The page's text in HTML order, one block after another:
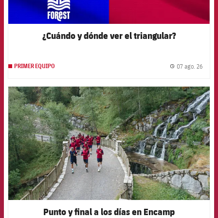
¿Cuándo y dónde ver el triangular?
PRIMER EQUIPO 07 ago. 26
FCB Barcelona badge
Punto y final a los días en Encamp